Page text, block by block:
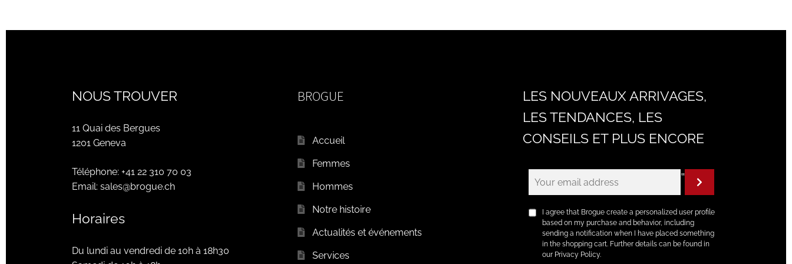
NOUS TROUVER
11 Quai des Bergues
1201 Geneva
Téléphone: +41 22 310 70 03
Email: sales@brogue.ch
Horaires
Du lundi au vendredi de 10h à 18h30
BROGUE
Accueil
Femmes
Hommes
Notre histoire
Actualités et événements
Services
LES NOUVEAUX ARRIVAGES,
LES TENDANCES, LES
CONSEILS ET PLUS ENCORE
"
I agree that Brogue create a personalized user profile
based on my purchase and behavior, including
sending a notification when I have placed something
in the shopping cart. Further details can be found in
our Privacy Policy.